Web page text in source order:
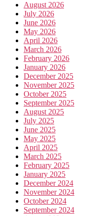
August 2026
July 2026
June 2026
May 2026
April 2026
March 2026
February 2026
January 2026
December 2025
November 2025
October 2025
September 2025
August 2025
July 2025
June 2025
May 2025
April 2025
March 2025
February 2025
January 2025
December 2024
November 2024
October 2024
September 2024